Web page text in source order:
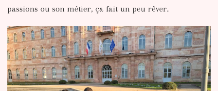
passions ou son métier, ça fait un peu rêver.